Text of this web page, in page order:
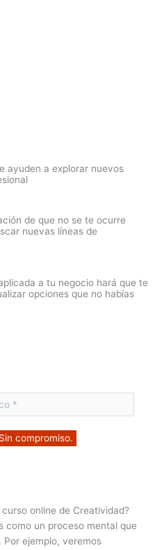
ayuden a explorar nuevos
de que no se te ocurre
nuevas líneas de
a tu negocio hará que te
opciones que no habías
online de Creatividad?
como un proceso mental que
ejemplo, veremos